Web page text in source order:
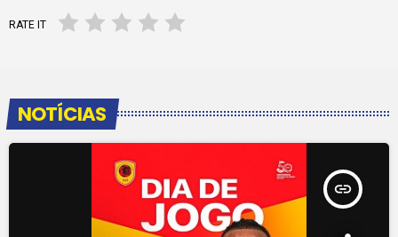
RATE IT
NOTÍCIAS
insert_link